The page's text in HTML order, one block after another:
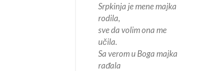
Srpkinja je mene majka
rodila,
sve da volim ona me
učila.
Sa verom u Boga majka
rađala